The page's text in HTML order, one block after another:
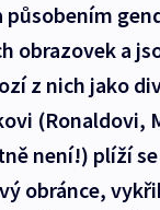
obrazovek a
z nich jako
(Ronaldovi,
není!) plíží
obránce,